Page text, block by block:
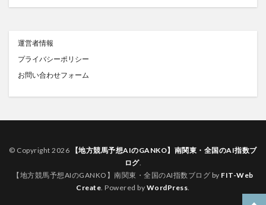
運営者情報
プライバシーポリシー
お問い合わせフォーム
© Copyright 2026
【地方競馬予想AIのGANKO】南関東・全国のAI指数ブ
ログ.
【地方競馬予想AIのGANKO】南関東・全国のAI指数ブログ by FIT-Web
Create. Powered by WordPress.